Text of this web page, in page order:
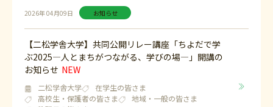
2026年 04月09日 お知らせ
【二松学舎大学】共同公開リレー講座「ちよだで学
ぶ2025―人とまちがつながる、学びの場―」開講の
お知らせ
二松学舎大学
在学生の皆さま
高校生・保護者の皆さま
地域・一般の皆さま